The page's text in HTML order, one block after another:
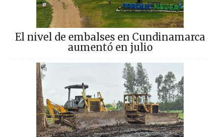
El nivel de embalses en Cundinamarca
aumentó en julio